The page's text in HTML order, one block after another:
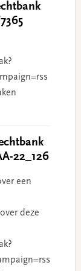
22_126
een
deze